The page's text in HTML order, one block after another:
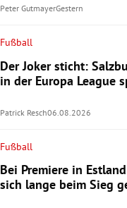
Peter GutmayerGestern
Fußball
Der Joker sticht:
in der Europa League
Patrick Resch06.08.2026
Fußball
Bei Premiere in
sich lange beim Sieg